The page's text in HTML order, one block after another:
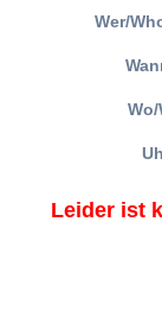
Wer/
Wo/
Leider ist